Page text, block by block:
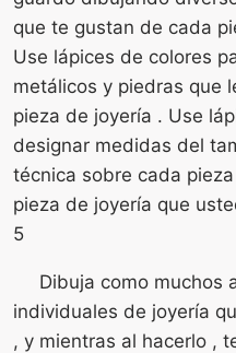
que te gustan de cada
Use lápices de colores
metálicos y piedras que
pieza de joyería . Use
designar medidas del
técnica sobre cada
pieza de joyería que
5
Dibuja como muchos
individuales de joyería
, y mientras al hacerlo ,